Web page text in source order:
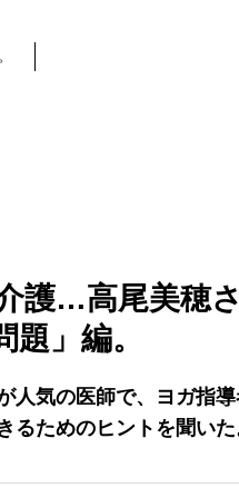
護…高尾美穂
題」編。
人気の医師で、ヨガ指
るためのヒントを聞いた